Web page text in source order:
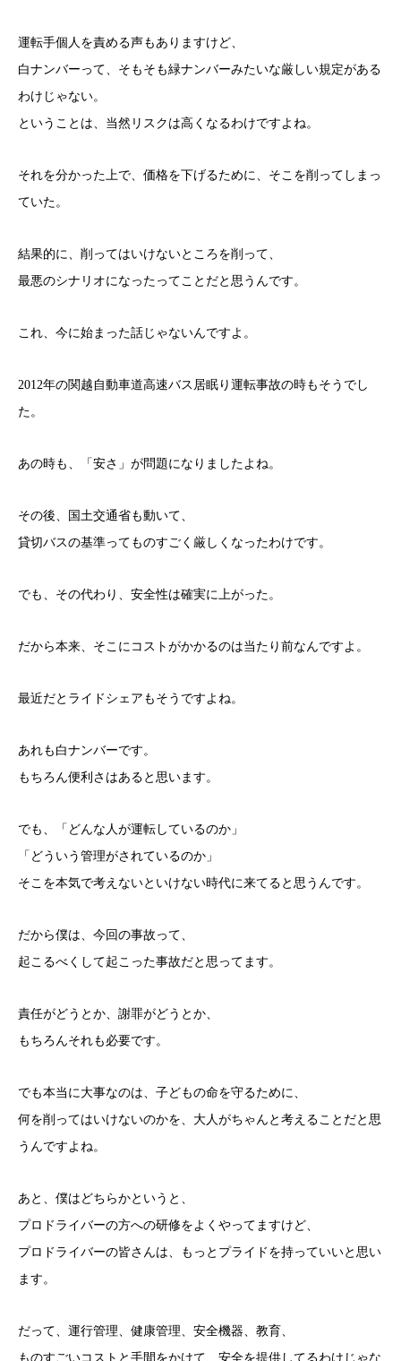
運転手個人を責める声もありますけど、
白ナンバーって、そもそも緑ナンバーみたいな厳しい規定がある
わけじゃない。
ということは、当然リスクは高くなるわけですよね。
それを分かった上で、価格を下げるために、そこを削ってしまっ
ていた。
結果的に、削ってはいけないところを削って、
最悪のシナリオになったってことだと思うんです。
これ、今に始まった話じゃないんですよ。
2012年の関越自動車道高速バス居眠り運転事故の時もそうでし
た。
あの時も、「安さ」が問題になりましたよね。
その後、国土交通省も動いて、
貸切バスの基準ってものすごく厳しくなったわけです。
でも、その代わり、安全性は確実に上がった。
だから本来、そこにコストがかかるのは当たり前なんですよ。
最近だとライドシェアもそうですよね。
あれも白ナンバーです。
もちろん便利さはあると思います。
でも、「どんな人が運転しているのか」
「どういう管理がされているのか」
そこを本気で考えないといけない時代に来てると思うんです。
だから僕は、今回の事故って、
起こるべくして起こった事故だと思ってます。
責任がどうとか、謝罪がどうとか、
もちろんそれも必要です。
でも本当に大事なのは、子どもの命を守るために、
何を削ってはいけないのかを、大人がちゃんと考えることだと思
うんですよね。
あと、僕はどちらかというと、
プロドライバーの方への研修をよくやってますけど、
プロドライバーの皆さんは、もっとプライドを持っていいと思い
ます。
だって、運行管理、健康管理、安全機器、教育、
ものすごいコストと手間をかけて、安全を提供してるわけじゃな